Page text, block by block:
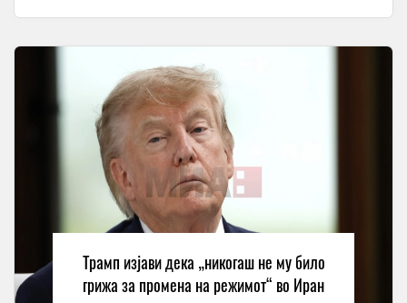
Трамп изјави дека „никогаш не му било
грижа за промена на режимот“ во Иран